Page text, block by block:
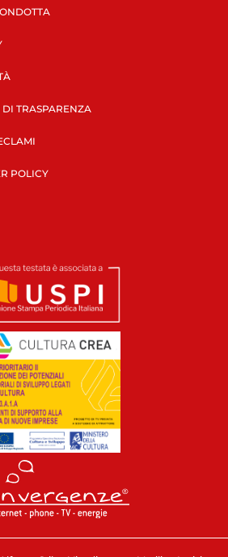
TRASPARENZA
POLICY